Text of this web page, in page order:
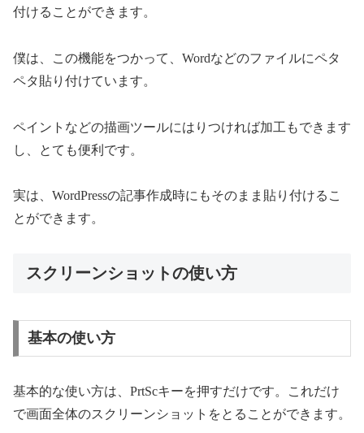
付けることができます。
僕は、この機能をつかって、Wordなどのファイルにペタ
ペタ貼り付けています。
ペイントなどの描画ツールにはりつければ加工もできます
し、とても便利です。
実は、WordPressの記事作成時にもそのまま貼り付けるこ
とができます。
スクリーンショットの使い方
基本の使い方
基本的な使い方は、PrtScキーを押すだけです。これだけ
で画面全体のスクリーンショットをとることができます。